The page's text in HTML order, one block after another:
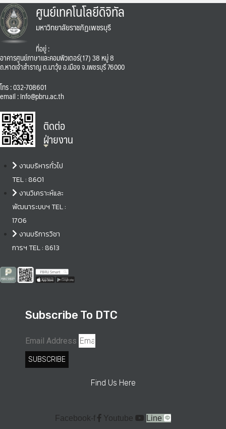
ศูนย์เทคโนโลยีดิจิทัล
มหาวิทยาลัยราชภัฏเพชรบุรี
ที่อยู่ :
อาคารศูนย์ภาษาและคอมพิวเตอร์(17) 38 หมู่ 8
ถ.หาดเจ้าสำราญ ต.นาวุ้ง อ.เมือง จ.เพชรบุรี 76000
โทร : 032-708601
email : info@pbru.ac.th
ติดต่อ
ฝ่ายงาน
งานบริหารทั่วไป
TEL : 8601
งานวิเคราะห์และ
พัฒนาระบบฯ TEL :
1706
งานบริการวิชา
การฯ TEL : 8613
Subscribe To DTC
Email Address
SUBSCRIBE
Find Us Here
Facebook-f Youtube Line